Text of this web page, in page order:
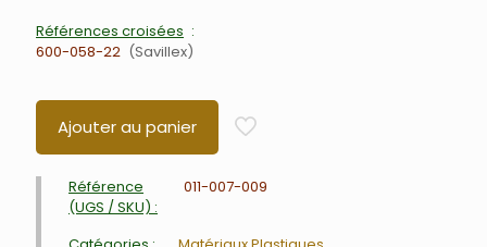
Références croisées
600-058-22
Savillex
Ajouter au panier
Référence
(UGS / SKU) :
011-007-009